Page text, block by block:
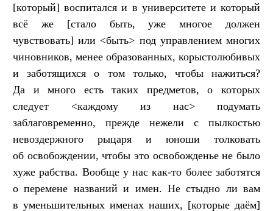
[который] воспитался и в университете и который
всё же [стало быть, уже многое должен
чувствовать] или <быть> под управлением многих
чиновников, менее образованных, корыстолюбивых
и заботящихся о том только, чтобы нажиться?
Да и много есть таких предметов, о которых
следует <каждому из нас> подумать
заблаговременно, прежде нежели с пылкостью
невоздержного рыцаря и юноши толковать
об освобождении, чтобы это освобожденье не было
хуже рабства. Вообще у нас как-то более заботятся
о перемене названий и имен. Не стыдно ли вам
в уменьшительных именах наших, [которые даём]